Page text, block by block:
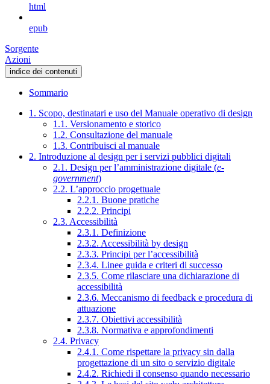
html
epub
Sorgente
Azioni
indice dei contenuti
Sommario
1. Scopo, destinatari e uso del Manuale operativo di design
1.1. Versionamento e storico
1.2. Consultazione del manuale
1.3. Contribuisci al manuale
2. Introduzione al design per i servizi pubblici digitali
2.1. Design per l’amministrazione digitale (e-
government)
2.2. L’approccio progettuale
2.2.1. Buone pratiche
2.2.2. Principi
2.3. Accessibilità
2.3.1. Definizione
2.3.2. Accessibilità by design
2.3.3. Principi per l’accessibilità
2.3.4. Linee guida e criteri di successo
2.3.5. Come rilasciare una dichiarazione di
accessibilità
2.3.6. Meccanismo di feedback e procedura di
attuazione
2.3.7. Obiettivi accessibilità
2.3.8. Normativa e approfondimenti
2.4. Privacy
2.4.1. Come rispettare la privacy sin dalla
progettazione di un sito o servizio digitale
2.4.2. Richiedi il consenso quando necessario